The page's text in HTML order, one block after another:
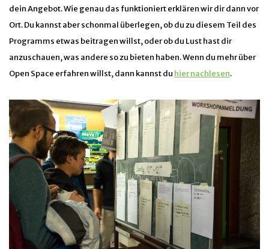
dein Angebot. Wie genau das funktioniert erklären wir dir dann vor
Ort. Du kannst aber schonmal überlegen, ob du zu diesem Teil des
Programms etwas beitragen willst, oder ob du Lust hast dir
anzuschauen, was andere so zu bieten haben. Wenn du mehr über
Open Space erfahren willst, dann kannst du hier nachlesen.